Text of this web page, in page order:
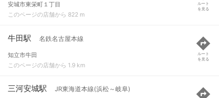
安城市東栄町１丁目
このページの店舗から 822 m
ルート
を見る
牛田駅 名鉄名古屋本線
知立市牛田
このページの店舗から 1.9 km
ルート
を見る
三河安城駅 JR東海道本線(浜松～岐阜)